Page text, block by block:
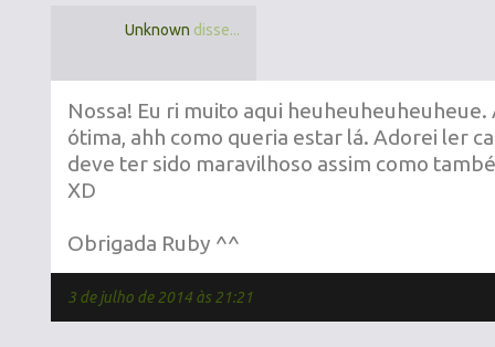
Unknown disse...
Nossa! Eu ri muito aqui heuheuheuheuheue.
ótima, ahh como queria estar lá. Adorei ler
deve ter sido maravilhoso assim como
XD
Obrigada Ruby ^^
3 de julho de 2014 às 21:21